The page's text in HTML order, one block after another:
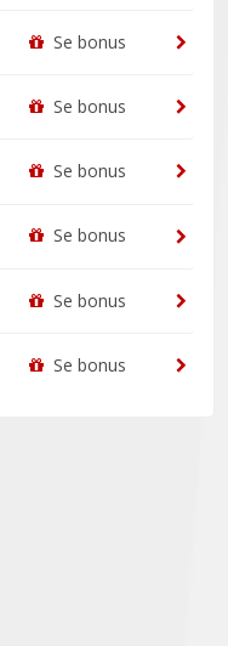
Se bonus
Se bonus
Se bonus
Se bonus
Se bonus
Se bonus